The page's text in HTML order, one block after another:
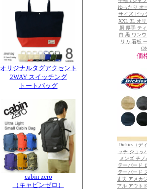
オリジナルタグアクセント
2WAY スイッチング
トートバッグ
cabin zero
（キャビンゼロ）
ゆったり オ
サイズ ビッ
XXL 3L オリ
胴 厚手 テ
白 黒 ワン
リカ 看板
価
Dickies（デ
ッチ ジョッ
メンズ チ
テーパード
テーパード
丈夫 アメカ
アル アウト